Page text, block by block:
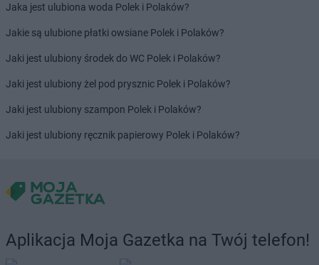
Jaka jest ulubiona woda Polek i Polaków?
Jakie są ulubione płatki owsiane Polek i Polaków?
Jaki jest ulubiony środek do WC Polek i Polaków?
Jaki jest ulubiony żel pod prysznic Polek i Polaków?
Jaki jest ulubiony szampon Polek i Polaków?
Jaki jest ulubiony ręcznik papierowy Polek i Polaków?
Aplikacja Moja Gazetka na Twój telefon!